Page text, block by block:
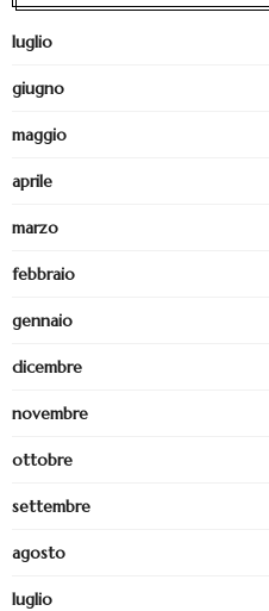
luglio
giugno
maggio
aprile
marzo
febbraio
gennaio
dicembre
novembre
ottobre
settembre
agosto
luglio